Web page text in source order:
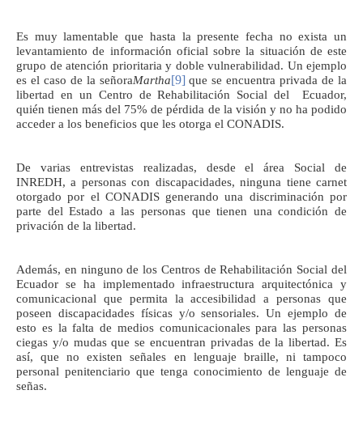
Es muy lamentable que hasta la presente fecha no exista un
levantamiento de información oficial sobre la situación de este
grupo de atención prioritaria y doble vulnerabilidad. Un ejemplo
es el caso de la señoraMartha[9] que se encuentra privada de la
libertad en un Centro de Rehabilitación Social del Ecuador,
quién tienen más del 75% de pérdida de la visión y no ha podido
acceder a los beneficios que les otorga el CONADIS.
De varias entrevistas realizadas, desde el área Social de
INREDH, a personas con discapacidades, ninguna tiene carnet
otorgado por el CONADIS generando una discriminación por
parte del Estado a las personas que tienen una condición de
privación de la libertad.
Además, en ninguno de los Centros de Rehabilitación Social del
Ecuador se ha implementado infraestructura arquitectónica y
comunicacional que permita la accesibilidad a personas que
poseen discapacidades físicas y/o sensoriales. Un ejemplo de
esto es la falta de medios comunicacionales para las personas
ciegas y/o mudas que se encuentran privadas de la libertad. Es
así, que no existen señales en lenguaje braille, ni tampoco
personal penitenciario que tenga conocimiento de lenguaje de
señas.